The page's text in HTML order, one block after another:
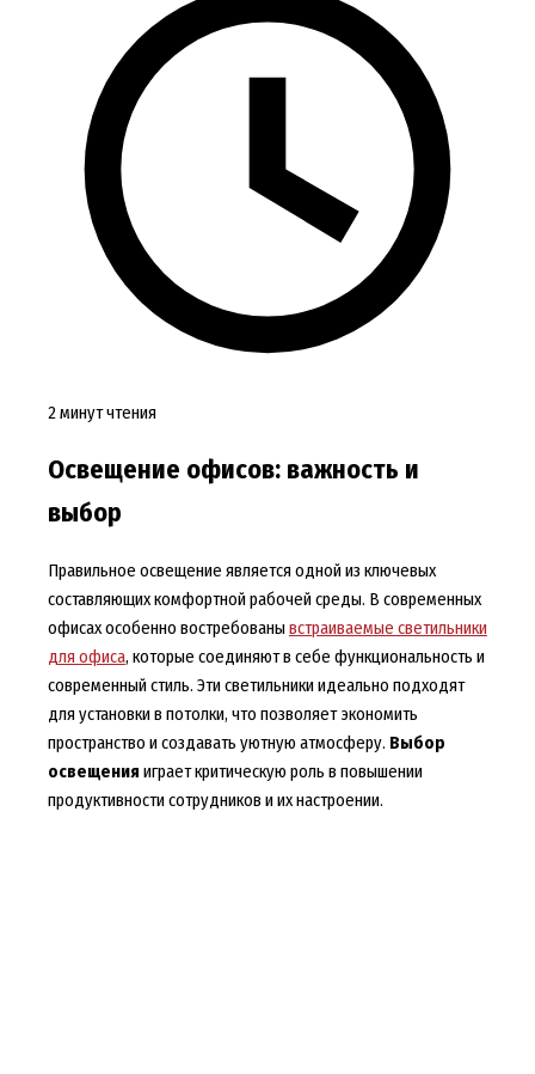
2 минут чтения
Освещение офисов: важность и
выбор
Правильное освещение является одной из ключевых
составляющих комфортной рабочей среды. В современных
офисах особенно востребованывстраиваемые светильники
для офиса, которые соединяют в себе функциональность и
современный стиль. Эти светильники идеально подходят
для установки в потолки, что позволяет экономить
пространство и создавать уютную атмосферу. Выбор
освещения играет критическую роль в повышении
продуктивности сотрудников и их настроении.